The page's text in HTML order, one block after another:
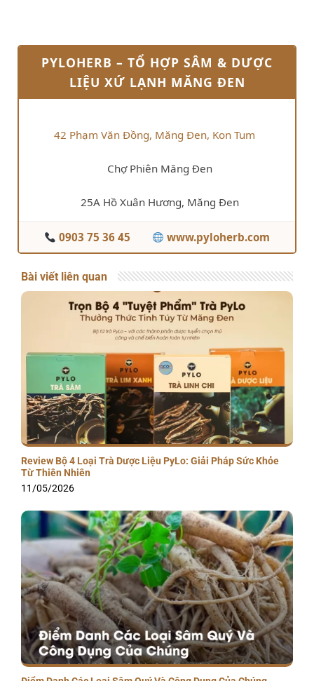
PYLOHERB – TỔ HỢP SÂM & DƯỢC
LIỆU XỨ LẠNH MĂNG ĐEN
42 Phạm Văn Đồng, Măng Đen, Kon Tum
Chợ Phiên Măng Đen
25A Hồ Xuân Hương, Măng Đen
0903 75 36 45 www.pyloherb.com
Bài viết liên quan
Review Bộ 4 Loại Trà Dược Liệu PyLo: Giải Pháp Sức Khỏe
Từ Thiên Nhiên
11/05/2026